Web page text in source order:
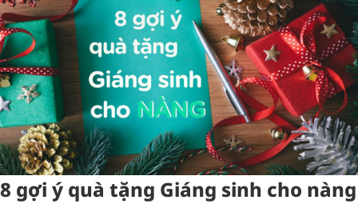
8 gợi ý quà tặng Giáng sinh cho nàng